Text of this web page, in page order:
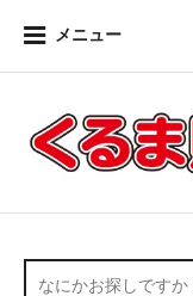
メニュー